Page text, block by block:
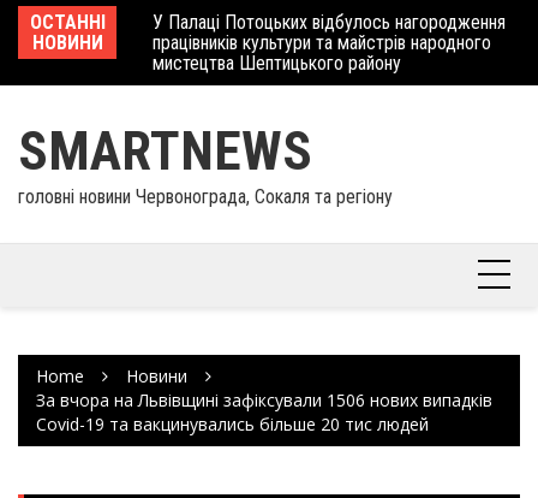
Skip
content
ОСТАННІ
НОВИНИ
У Палаці Потоцьких відбулось нагородження
працівників культури та майстрів народного
мистецтва Шептицького району
SMARTNEWS
головні новини Червонограда, Сокаля та регіону
Home
Новини
За вчора на Львівщині зафіксували 1506 нових випадків
Covid-19 та вакцинувались більше 20 тис людей